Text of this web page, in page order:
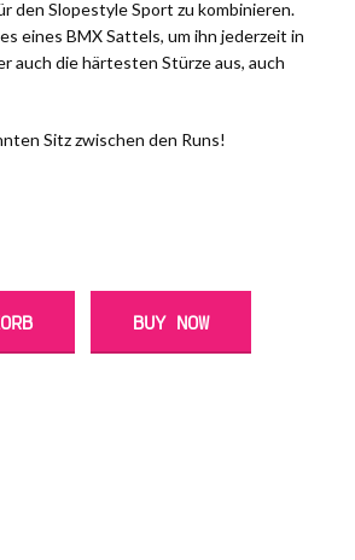
den Slopestyle Sport zu kombinieren.
eines BMX Sattels, um ihn jederzeit in
auch die härtesten Stürze aus, auch
Sitz zwischen den Runs!
BUY NOW